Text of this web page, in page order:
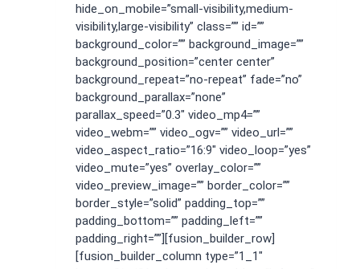
hide_on_mobile=”small-visibility,medium-
visibility,large-visibility” class=”” id=””
background_color=”” background_image=””
background_position=”center center”
background_repeat=”no-repeat” fade=”no”
background_parallax=”none”
parallax_speed=”0.3″ video_mp4=””
video_webm=”” video_ogv=”” video_url=””
video_aspect_ratio=”16:9″ video_loop=”yes”
video_mute=”yes” overlay_color=””
video_preview_image=”” border_color=””
border_style=”solid” padding_top=””
padding_bottom=”” padding_left=””
padding_right=””][fusion_builder_row]
[fusion_builder_column type=”1_1″